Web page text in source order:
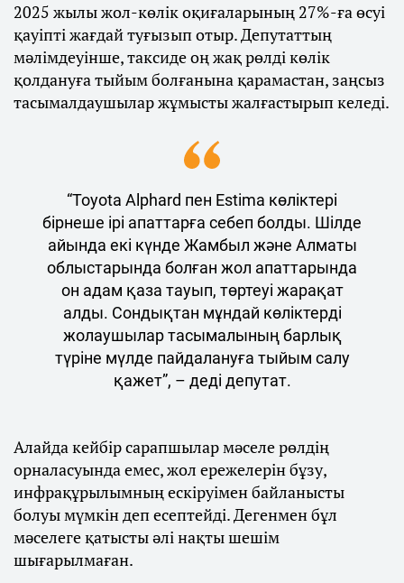
2025 жылы жол-көлік оқиғаларының 27%-ға өсуі
қауіпті жағдай туғызып отыр. Депутаттың
мәлімдеуінше, таксиде оң жақ рөлді көлік
қолдануға тыйым болғанына қарамастан, заңсыз
тасымалдаушылар жұмысты жалғастырып келеді.
“Toyota Alphard пен Estima көліктері
бірнеше ірі апаттарға себеп болды. Шілде
айында екі күнде Жамбыл және Алматы
облыстарында болған жол апаттарында
он адам қаза тауып, төртеуі жарақат
алды. Сондықтан мұндай көліктерді
жолаушылар тасымалының барлық
түріне мүлде пайдалануға тыйым салу
қажет”, – деді депутат.
Алайда кейбір сарапшылар мәселе рөлдің
орналасуында емес, жол ережелерін бұзу,
инфрақұрылымның ескіруімен байланысты
болуы мүмкін деп есептейді. Дегенмен бұл
мәселеге қатысты әлі нақты шешім
шығарылмаған.